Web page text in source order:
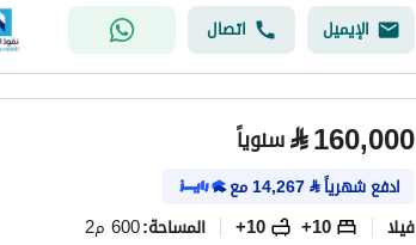
الإيميل اتصال
⃁160,000 سنوياً
ادفع شهرياً⃁
14,267مع
فیلا 10+
10+ المساحة:600 م2